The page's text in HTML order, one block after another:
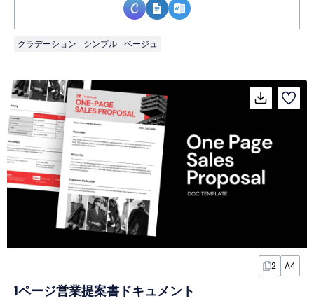
グラデーション シンプル ベージュ
2 A4
1ページ営業提案書ドキュメント